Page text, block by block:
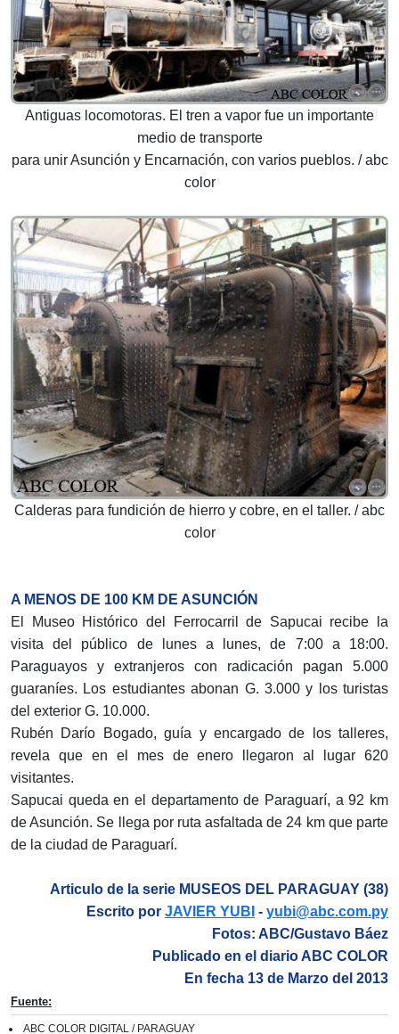
Antiguas locomotoras. El tren a vapor fue un importante
medio de transporte
para unir Asunción y Encarnación, con varios pueblos. / abc
color
Calderas para fundición de hierro y cobre, en el taller. / abc
color
A MENOS DE 100 KM DE ASUNCIÓN
El Museo Histórico del Ferrocarril de Sapucai recibe la
visita del público de lunes a lunes, de 7:00 a 18:00.
Paraguayos y extranjeros con radicación pagan 5.000
guaraníes. Los estudiantes abonan G. 3.000 y los turistas
del exterior G. 10.000.
Rubén Darío Bogado, guía y encargado de los talleres,
revela que en el mes de enero llegaron al lugar 620
visitantes.
Sapucai queda en el departamento de Paraguarí, a 92 km
de Asunción. Se llega por ruta asfaltada de 24 km que parte
de la ciudad de Paraguarí.
Articulo de la serie MUSEOS DEL PARAGUAY (38)
Escrito por JAVIER YUBI - yubi@abc.com.py
Fotos: ABC/Gustavo Báez
Publicado en el diario ABC COLOR
En fecha 13 de Marzo del 2013
Fuente:
ABC COLOR DIGITAL / PARAGUAY